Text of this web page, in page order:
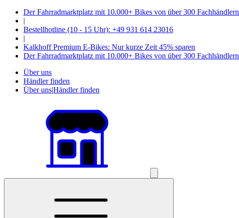
Der Fahrradmarktplatz mit 10.000+ Bikes von über 300 Fachhändlern
|
Bestellhotline (10 - 15 Uhr): +49 931 614 23016
|
Kalkhoff Premium E-Bikes: Nur kurze Zeit 45% sparen
Der Fahrradmarktplatz mit 10.000+ Bikes von über 300 Fachhändlern
Über uns
Händler finden
Über uns|Händler finden